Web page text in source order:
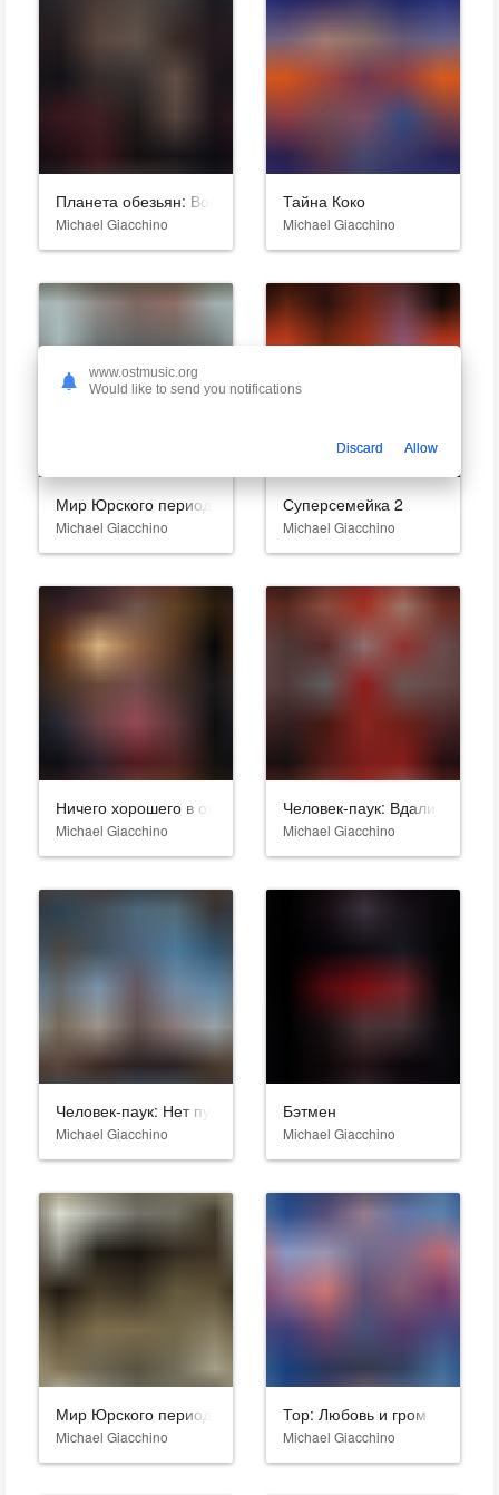
Планета обезьян: Война
Michael Giacchino
Тайна Коко
Michael Giacchino
Мир Юрского периода 2
Michael Giacchino
Суперсемейка 2
Michael Giacchino
Ничего хорошего в отеле «Эль Рояль»
Michael Giacchino
Человек-паук: Вдали от дома
Michael Giacchino
Человек-паук: Нет пути домой
Michael Giacchino
Бэтмен
Michael Giacchino
Мир Юрского периода: Господство
Michael Giacchino
Тор: Любовь и гром
Michael Giacchino
www.ostmusic.org
Would like to send you notifications
Discard Allow